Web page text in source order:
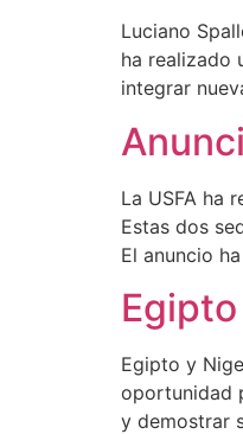
Luciano
ha realizado
integrar
La USFA ha
Estas dos
El anuncio
Egipto y
oportunidad
y demostrar